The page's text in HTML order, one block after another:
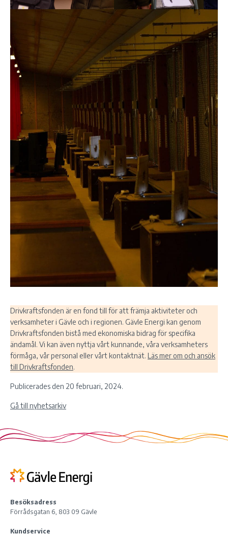
Drivkraftsfonden är en fond till för att främja aktiviteter och
verksamheter i Gävle och i regionen. Gävle Energi kan genom
Drivkraftsfonden bistå med ekonomiska bidrag för specifika
ändamål. Vi kan även nyttja vårt kunnande, våra verksamheters
förmåga, vår personal eller vårt kontaktnät. Läs mer om och ansök
till Drivkraftsfonden.
Publicerades den 20 februari, 2024.
Gå till nyhetsarkiv
Besöksadress
Förrådsgatan 6, 803 09 Gävle
Kundservice